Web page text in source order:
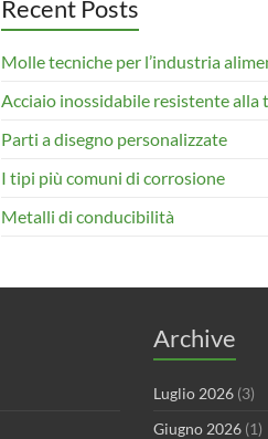
Recent Posts
Molle tecniche per l’industria
Acciaio inossidabile resistente alla
Parti a disegno personalizzate
I tipi più comuni di corrosione
Metalli di conducibilità
Archive
Luglio 2026 (3)
Giugno 2026 (1)